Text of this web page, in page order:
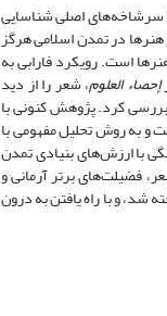
سرشاخه‌های اصلی شناسایی
در تمدن اسلامی هرگز
است. رویکرد فارابی به
إحصاء العلوم، شعر را از دید
کرد. پژوهش کنونی با
و به روش تحلیل مفهومی با
با ارزش‌های بنیادی تمدن
فضیلت‌های برتر آرمانی و
شد، و با راه یافتن به درون